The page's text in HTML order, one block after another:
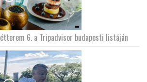
6. a Tripadvisor budapesti listáján